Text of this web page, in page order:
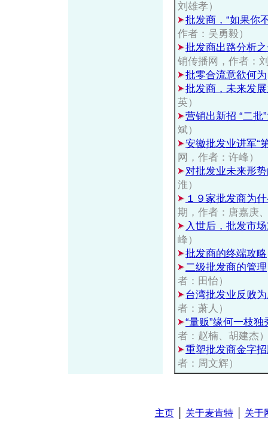
刘雄孝）
批发商，“如果你
作者：吴勇毅）
批发商出路分析
销传播网，作者：
批零合流意欲何为
批发商，未来发
英）
营销出新招 “二批
斌）
安徽批发业进军“
网，作者：许峰）
对批发业未来形
淮）
１９家批发商为
期，作者：唐嘉庚
入世后，批发市
峰）
批发商的终端攻略
二级批发商的管理
者：田怡）
台湾批发业反败
者：萧人）
“量贩”缘何一枝独
者：赵楠、胡建杰
重塑批发商金字
者：周文辉）
主页│ 关于麦肯特│ 关于